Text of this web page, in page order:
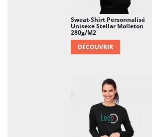
valeur la silhouette féminine, ce
offre un ajustement confortable
offrant une allure moderne et
Personnalisation Créative
être personnalisé de manière
des initiales, un nom, des motifs
des messages personnalisés pour
sweat-shirt qui reflète votre style
Broderie ou Impression de
Sweat-Shirt Personnalisé
Unisexe Stellar Molleton
280g/m2
DÉCOUVRIR